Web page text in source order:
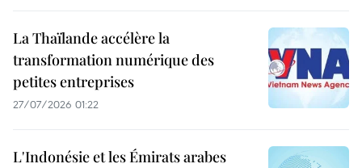
La Thaïlande accélère la
transformation numérique des
petites entreprises
27/07/2026 01:22
L'Indonésie et les Émirats arabes